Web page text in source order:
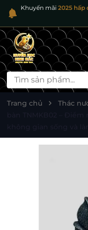
Khuyến mãi 2025 hấp
Trang chủ Thác